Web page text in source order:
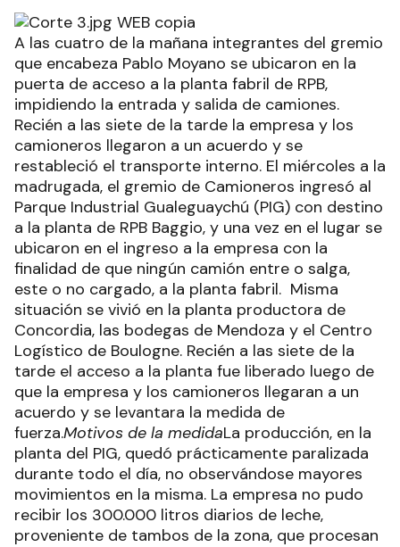
A las cuatro de la mañana integrantes del gremio
que encabeza Pablo Moyano se ubicaron en la
puerta de acceso a la planta fabril de RPB,
impidiendo la entrada y salida de camiones.
Recién a las siete de la tarde la empresa y los
camioneros llegaron a un acuerdo y se
restableció el transporte interno. El miércoles a la
madrugada, el gremio de Camioneros ingresó al
Parque Industrial Gualeguaychú (PIG) con destino
a la planta de RPB Baggio, y una vez en el lugar se
ubicaron en el ingreso a la empresa con la
finalidad de que ningún camión entre o salga,
este o no cargado, a la planta fabril. Misma
situación se vivió en la planta productora de
Concordia, las bodegas de Mendoza y el Centro
Logístico de Boulogne. Recién a las siete de la
tarde el acceso a la planta fue liberado luego de
que la empresa y los camioneros llegaran a un
acuerdo y se levantara la medida de
fuerza.Motivos de la medidaLa producción, en la
planta del PIG, quedó prácticamente paralizada
durante todo el día, no observándose mayores
movimientos en la misma. La empresa no pudo
recibir los 300.000 litros diarios de leche,
proveniente de tambos de la zona, que procesan